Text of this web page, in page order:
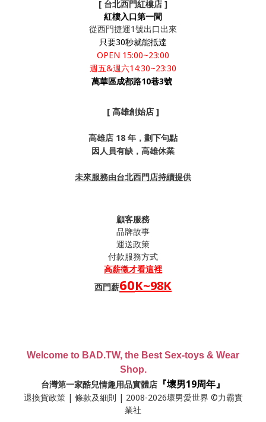
[ 台北西門紅樓店 ]
紅樓入口第一間
從西門捷運1號出口出來
只要30秒就能抵達
OPEN 15:00~23:00
週五&週六14:30~23:30
萬華區成都路10巷3號
[ 高雄創始店 ]
高雄店 18 年，劃下句點
因人員有缺，高雄休業
未來服務由台北西門店持續提供
顧客服務
品牌故事
運送政策
付款服務方式
高薪徵才看這裡
西門薪60K~98K
Welcome to BAD.TW, the Best Sex-toys & Wear
Shop.
台灣第一家酷兒情趣用品實體店 『壞男19周年』
退換貨政策| 條款及細則 | 2008-2026壞男愛世界 ©力霸實
業社